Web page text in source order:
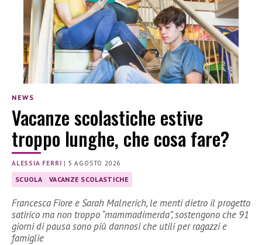
NEWS
Vacanze scolastiche estive
troppo lunghe, che cosa fare?
ALESSIA FERRI | 5 AGOSTO 2026
SCUOLA VACANZE SCOLASTICHE
Francesca Fiore e Sarah Malnerich, le menti dietro il progetto
satirico ma non troppo “mammadimerda”, sostengono che 91
giorni di pausa sono più dannosi che utili per ragazzi e
famiglie